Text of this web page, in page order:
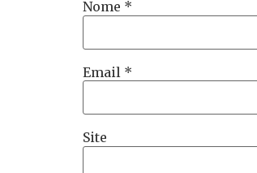
Nome *
Email *
Site